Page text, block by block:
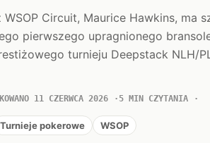
Circuit, Maurice Hawkins, ma
pierwszego upragnionego
turnieju Deepstack NLH/
11 CZERWCA 2026
5 MIN CZYTANIA
Turnieje pokerowe WSOP